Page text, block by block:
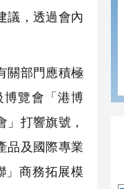
議，透過會內
關部門應積極
博覽會「港博
打響旗號，
品及國際專業
」商務拓展模